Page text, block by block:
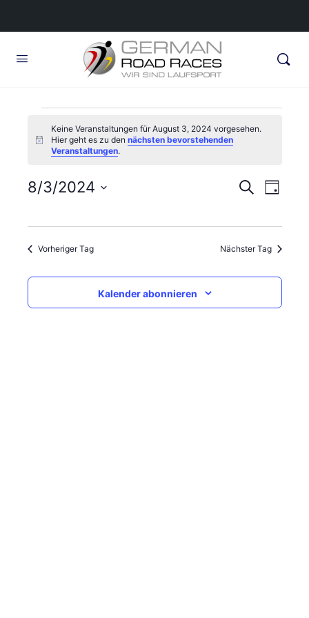
Veranstaltungen
für
August
2024
Hinweis
Keine Veranstaltungen für August 3, 2024 vorgesehen.
Hier geht es zu dennächsten bevorstehenden
Veranstaltungen.
und
SucheTag
8/3/2024
wählen.
Vorheriger Tag Nächster Tag
Kalender abonnieren